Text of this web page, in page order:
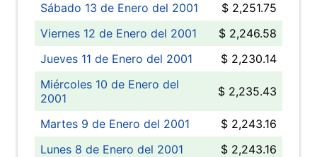
Sábado 13 de Enero del 2001
$ 2,251.75
Viernes 12 de Enero del 2001
$ 2,246.58
Jueves 11 de Enero del 2001
$ 2,230.14
Miércoles 10 de Enero del
2001
$ 2,235.43
Martes 9 de Enero del 2001
$ 2,243.16
Lunes 8 de Enero del 2001
$ 2,243.16